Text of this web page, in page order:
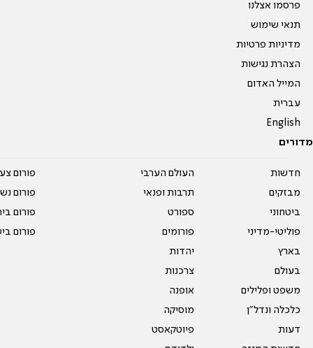
פרסמו אצלנו
תנאי שימוש
מדיניות פרטיות
הצהרת נגישות
המייל האדום
עברית
English
מדורים
חדשות
מבזקים
ביטחוני
פוליטי-מדיני
בארץ
בעולם
משפט ופלילים
כלכלה ונדל"ן
דעות
העולם הערבי
תרבות ופנאי
ספורט
פורומים
יהדות
צרכנות
אופנה
מוסיקה
פיוטקאסט
פורום
פורום
פורום
פורום